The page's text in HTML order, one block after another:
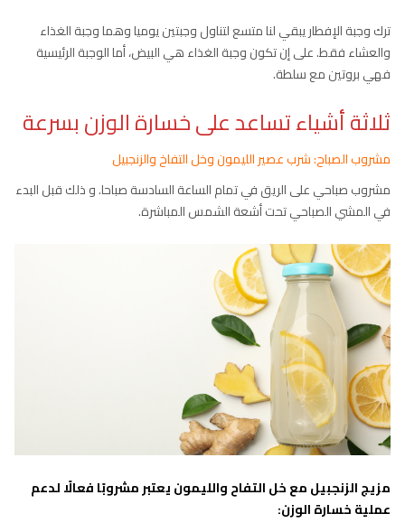
ترك وجبة الإفطار يبقي لنا متسع لتناول وجبتين يوميا وهما وجبة الغذاء
والعشاء فقط. على إن تكون وجبة الغذاء هي البيض، أما الوجبة الرئيسية
فهي بروتين مع سلطة.
ثلاثة أشياء تساعد على خسارة الوزن بسرعة
مشروب الصباح: شرب عصير الليمون وخل التفاخ والزنجبيل
مشروب صباحي على الريق في تمام الساعة السادسة صباحا. و ذلك قبل البدء
في المشي الصباحي تحت أشعة الشمس المباشرة.
مزيج الزنجبيل مع خل التفاح والليمون يعتبر مشروبًا فعالًا لدعم
عملية خسارة الوزن: